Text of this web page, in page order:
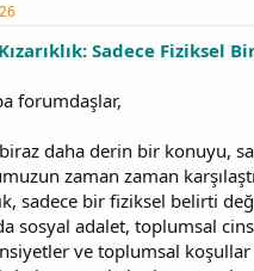
Sadece
forumdaşlar,
daha derin bir konuyu,
zaman zaman
sadece bir fiziksel belirti
sosyal adalet, toplumsal
ve toplumsal koşullar